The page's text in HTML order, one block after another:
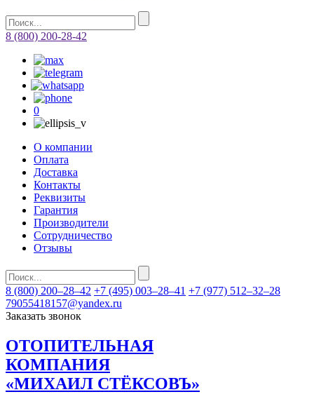
8 (800) 200-28-42
0
О компании
Оплата
Доставка
Контакты
Реквизиты
Гарантия
Производители
Сотрудничество
Отзывы
8 (800) 200–28–42 +7 (495) 003–28–41 +7 (977) 512–32–28
79055418157@yandex.ru
Заказать звонок
ОТОПИТЕЛЬНАЯ
КОМПАНИЯ
«МИХАИЛ СТЁКСОВЪ»